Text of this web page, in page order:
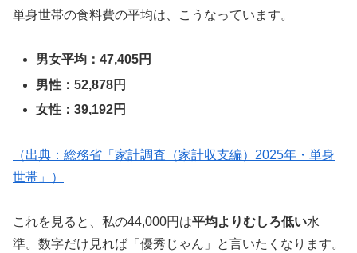
単身世帯の食料費の平均は、こうなっています。
男女平均：47,405円
男性：52,878円
女性：39,192円
（出典：総務省「家計調査（家計収支編）2025年・単身
世帯」）
これを見ると、私の44,000円は平均よりむしろ低い水
準。数字だけ見れば「優秀じゃん」と言いたくなります。